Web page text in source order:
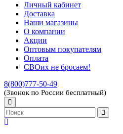
Личный кабинет
Доставка
Наши магазины
О компании
Акции
Оптовым покупателям
Оплата
СВОих не бросаем!
8(800)777-50-49
(Звонок по России бесплатный)